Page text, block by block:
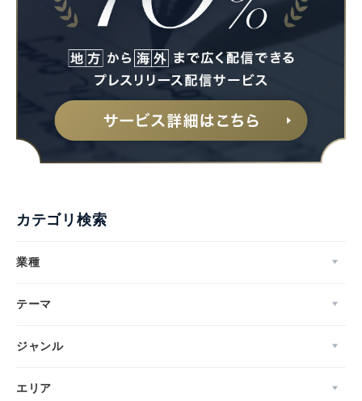
カテゴリ検索
業種
テーマ
ジャンル
エリア